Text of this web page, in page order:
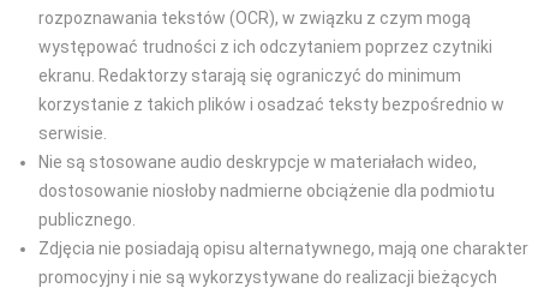
rozpoznawania tekstów (OCR), w związku z czym mogą
występować trudności z ich odczytaniem poprzez czytniki
ekranu. Redaktorzy starają się ograniczyć do minimum
korzystanie z takich plików i osadzać teksty bezpośrednio w
serwisie.
Nie są stosowane audio deskrypcje w materiałach wideo,
dostosowanie niosłoby nadmierne obciążenie dla podmiotu
publicznego.
Zdjęcia nie posiadają opisu alternatywnego, mają one charakter
promocyjny i nie są wykorzystywane do realizacji bieżących